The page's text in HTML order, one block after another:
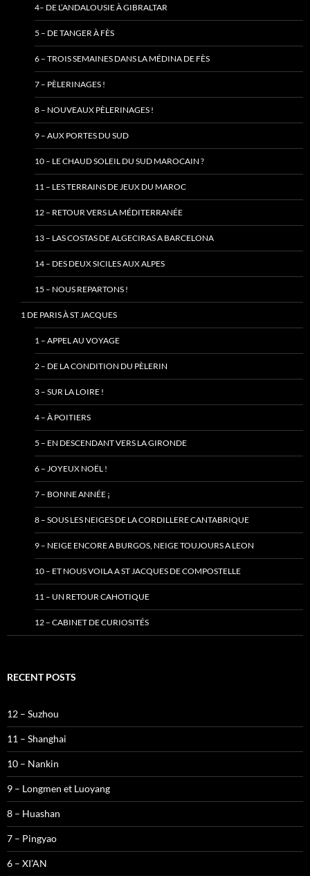
4– DE L’ANDALOUSIE À GIBRALTAR
5 – DE TANGER À FÈS
6 – TROIS SEMAINES DANS LA MÉDINA DE FÈS
7 – PÈLERINAGES !
8 – NOUVEAUX PÈLERINAGES !
9 – AUX PORTES DU SUD
10 – LE CHAUD SOLEIL DU SUD MAROCAIN ?
11 – LES TERRAINS DE JEUX DU MAROC
12 – RETOUR VERS LA MÉDITERRANÉE
13 – LAS COSTAS DE ALGECIRAS A BARCELONA
14 – DES DEUX SICILES AUX ALPES
15 – NOUS REPARTONS !
1 DE PARIS À ST JACQUES
1 – APPEL AU VOYAGE
2 – DE LA CONDITION DU PÈLERIN
3 – SUR LA LOIRE !
4 – À POITIERS
5 – EN DESCENDANT VERS LA GIRONDE
6 – JOYEUX NOËL !
7 – BONNE ANNÉE ¡
8 – SOUS LES NEIGES DE LA CORDILLERE CANTABRIQUE
9 – NEIGE ENCORE A BURGOS, NEIGE TOUJOURS A LEON
10 – ET NOUS VOILA A ST JACQUES DE COMPOSTELLE
11 – UN RETOUR CAHOTIQUE
12 – CABINET DE CURIOSITÉS
RECENT POSTS
12 – Suzhou
11 – Shanghai
10 – Nankin
9 – Longmen et Luoyang
8 – Huashan
7 – Pingyao
6 – XI’AN